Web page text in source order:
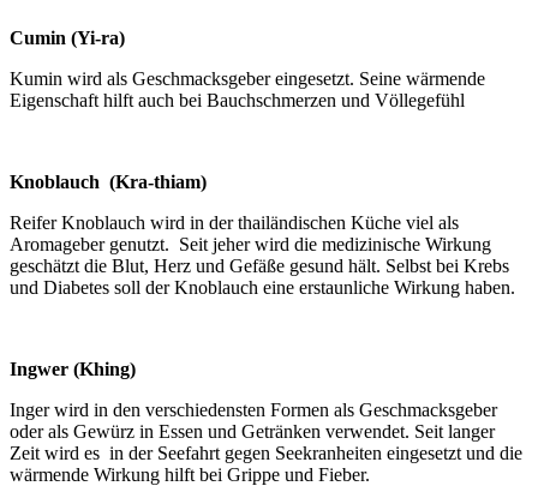
Cumin (Yi-ra)
Kumin wird als Geschmacksgeber eingesetzt. Seine wärmende
Eigenschaft hilft auch bei Bauchschmerzen und Völlegefühl
Knoblauch (Kra-thiam)
Reifer Knoblauch wird in der thailändischen Küche viel als
Aromageber genutzt. Seit jeher wird die medizinische Wirkung
geschätzt die Blut, Herz und Gefäße gesund hält. Selbst bei Krebs
und Diabetes soll der Knoblauch eine erstaunliche Wirkung haben.
Ingwer (Khing)
Inger wird in den verschiedensten Formen als Geschmacksgeber
oder als Gewürz in Essen und Getränken verwendet. Seit langer
Zeit wird es in der Seefahrt gegen Seekranheiten eingesetzt und die
wärmende Wirkung hilft bei Grippe und Fieber.